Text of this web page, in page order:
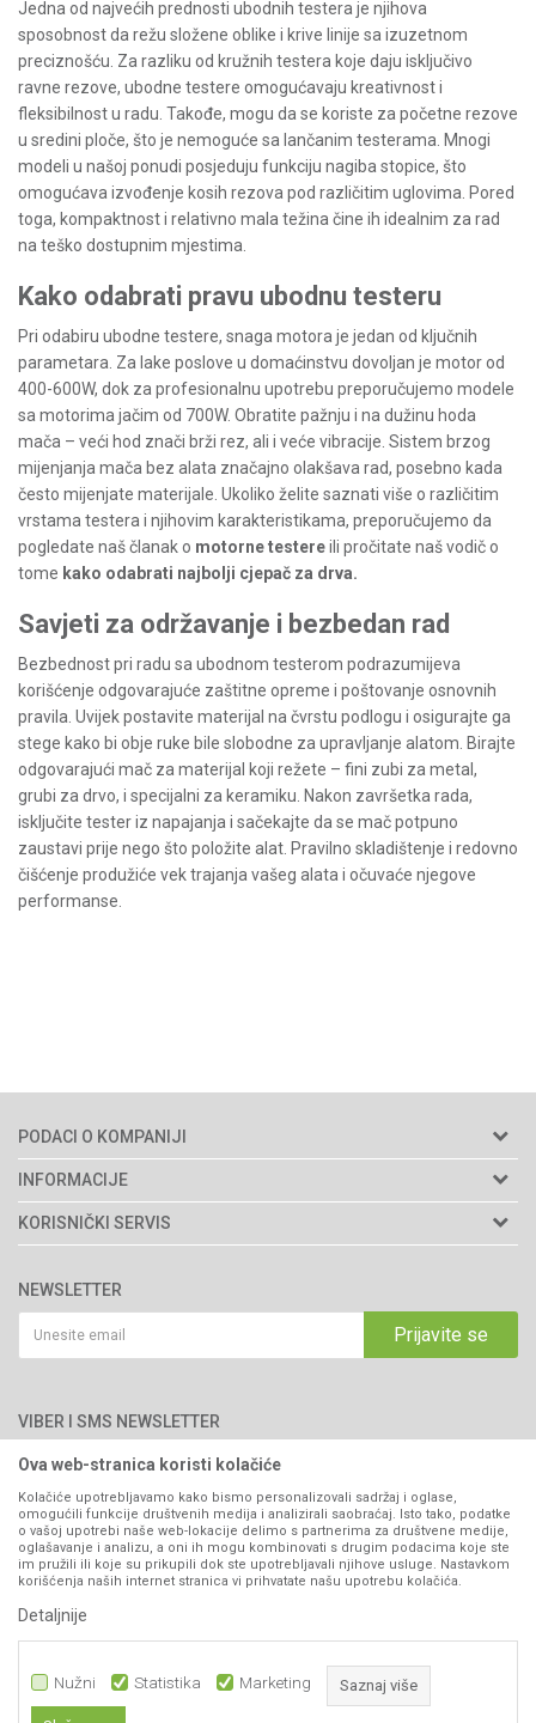
Jedna od najvećih prednosti ubodnih testera je njihova
sposobnost da režu složene oblike i krive linije sa izuzetnom
preciznošću. Za razliku od kružnih testera koje daju isključivo
ravne rezove, ubodne testere omogućavaju kreativnost i
fleksibilnost u radu. Takođe, mogu da se koriste za početne rezove
u sredini ploče, što je nemoguće sa lančanim testerama. Mnogi
modeli u našoj ponudi posjeduju funkciju nagiba stopice, što
omogućava izvođenje kosih rezova pod različitim uglovima. Pored
toga, kompaktnost i relativno mala težina čine ih idealnim za rad
na teško dostupnim mjestima.
Kako odabrati pravu ubodnu testeru
Pri odabiru ubodne testere, snaga motora je jedan od ključnih
parametara. Za lake poslove u domaćinstvu dovoljan je motor od
400-600W, dok za profesionalnu upotrebu preporučujemo modele
sa motorima jačim od 700W. Obratite pažnju i na dužinu hoda
mača – veći hod znači brži rez, ali i veće vibracije. Sistem brzog
mijenjanja mača bez alata značajno olakšava rad, posebno kada
često mijenjate materijale. Ukoliko želite saznati više o različitim
vrstama testera i njihovim karakteristikama, preporučujemo da
pogledate naš članak o motorne testereili pročitate naš vodič o
tome kako odabrati najbolji cjepač za drva.
Savjeti za održavanje i bezbedan rad
Bezbednost pri radu sa ubodnom testerom podrazumijeva
korišćenje odgovarajuće zaštitne opreme i poštovanje osnovnih
pravila. Uvijek postavite materijal na čvrstu podlogu i osigurajte ga
stege kako bi obje ruke bile slobodne za upravljanje alatom. Birajte
odgovarajući mač za materijal koji režete – fini zubi za metal,
grubi za drvo, i specijalni za keramiku. Nakon završetka rada,
isključite tester iz napajanja i sačekajte da se mač potpuno
zaustavi prije nego što položite alat. Pravilno skladištenje i redovno
čišćenje produžiće vek trajanja vašeg alata i očuvaće njegove
performanse.
PODACI O KOMPANIJI
Agromarket d.o.o.
Matični broj: 11003826
76300 Bijeljina
066/44-99-00
INFORMACIJE
O nama
Brendovi
Katalozi
Saradnja
Kontakt
KORISNIČKI SERVIS
Politika privatnosti
Kako kupiti
Isporuka
Pravo na odustajanje
Reklamacije
Povraćaj sredstava
Zamjena artikala
Plaćanje karticama
NEWSLETTER
Prijavite se
VIBER I SMS NEWSLETTER
PRATITE NAS
Ova web-stranica koristi kolačiće
Kolačiće upotrebljavamo kako bismo personalizovali sadržaj i oglase,
omogućili funkcije društvenih medija i analizirali saobraćaj. Isto tako, podatke
o vašoj upotrebi naše web-lokacije delimo s partnerima za društvene medije,
oglašavanje i analizu, a oni ih mogu kombinovati s drugim podacima koje ste
im pružili ili koje su prikupili dok ste upotrebljavali njihove usluge. Nastavkom
korišćenja naših internet stranica vi prihvatate našu upotrebu kolačića.
Detaljnije
Nužni Statistika Marketing Saznaj više